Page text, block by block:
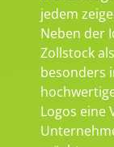
jedem
Neben der
Zollstock
besonders
Logos eine